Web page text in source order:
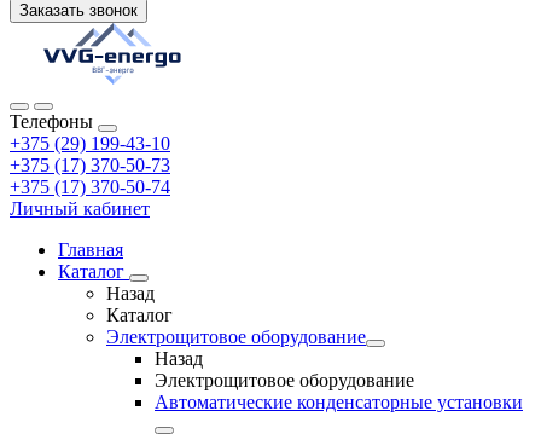
Заказать звонок
Телефоны
+375 (29) 199-43-10
+375 (17) 370-50-73
+375 (17) 370-50-74
Личный кабинет
Главная
Каталог
Назад
Каталог
Электрощитовое оборудование
Назад
Электрощитовое оборудование
Автоматические конденсаторные установки